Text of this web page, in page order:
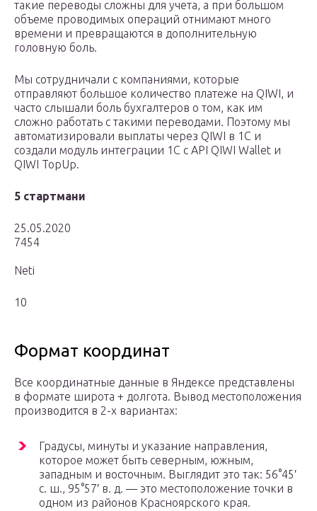
такие переводы сложны для учета, а при большом
объеме проводимых операций отнимают много
времени и превращаются в дополнительную
головную боль.
Мы сотрудничали с компаниями, которые
отправляют большое количество платеже на QIWI, и
часто слышали боль бухгалтеров о том, как им
сложно работать с такими переводами. Поэтому мы
автоматизировали выплаты через QIWI в 1С и
создали модуль интеграции 1С c API QIWI Wallet и
QIWI TopUp.
5 стартмани
25.05.2020
7454
Neti
10
Формат координат
Все координатные данные в Яндексе представлены
в формате широта + долгота. Вывод местоположения
производится в 2-х вариантах:
Градусы, минуты и указание направления,
которое может быть северным, южным,
западным и восточным. Выглядит это так: 56°45′
с. ш., 95°57′ в. д. — это местоположение точки в
одном из районов Красноярского края.